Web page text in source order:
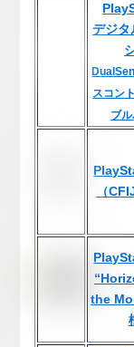
デジタ
スコン
ブ
（
the